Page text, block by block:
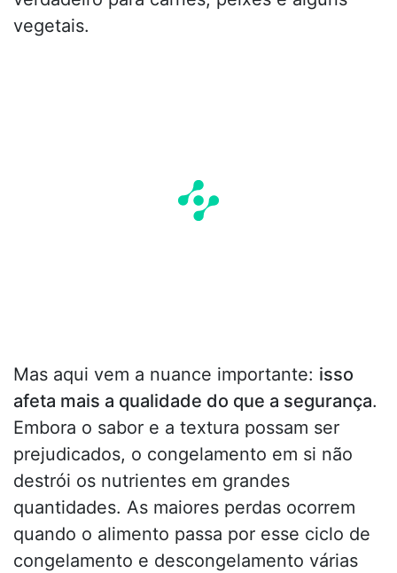
vegetais.
Mas aqui vem a nuance importante: isso
afeta mais a qualidade do que a segurança.
Embora o sabor e a textura possam ser
prejudicados, o congelamento em si não
destrói os nutrientes em grandes
quantidades. As maiores perdas ocorrem
quando o alimento passa por esse ciclo de
congelamento e descongelamento várias